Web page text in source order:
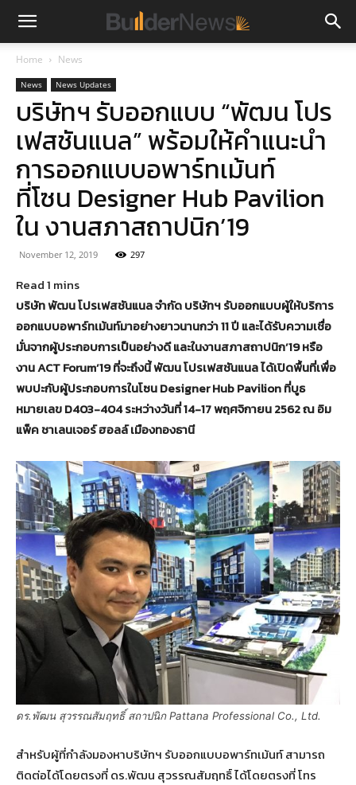
Home News
News News Updates
บริษัทฯ รับออกแบบ “พัฒน โปร
เฟสชันแนล” พร้อมให้คำแนะนำ
การออกแบบอพาร์ทเม้นท์
ที่โซน Designer Hub Pavilion
ใน งานสภาสถาปนิก’19
November 12, 2019 297
บริษัท พัฒน โปรเฟสชันแนล จำกัด บริษัทฯ รับออกแบบผู้ให้บริการ
ออกแบบอพาร์ทเม้นท์มาอย่างยาวนานกว่า 11 ปี และได้รับความเชื่อ
มั่นจากผู้ประกอบการเป็นอย่างดี และในงานสภาสถาปนิก’19 หรือ
งาน ACT Forum’19 ที่จะถึงนี้ พัฒน โปรเฟสชันแนล ได้เปิดพื้นที่เพื่อ
พบปะกับผู้ประกอบการในโซน Designer Hub Pavilion ที่บูธ
หมายเลข D403-404 ระหว่างวันที่ 14-17 พฤศจิกายน 2562 ณ อิม
แพ็ค ชาเลนเจอร์ ฮอลล์ เมืองทองธานี
ดร.พัฒน สุวรรณสัมฤทธิ์ สถาปนิก Pattana Professional Co., Ltd.
สำหรับผู้ที่กำลังมองหาบริษัทฯ รับออกแบบอพาร์ทเม้นท์ สามารถ
ติดต่อได้โดยตรงที่ ดร.พัฒน สุวรรณสัมฤทธิ์ ได้โดยตรงที่ โทร